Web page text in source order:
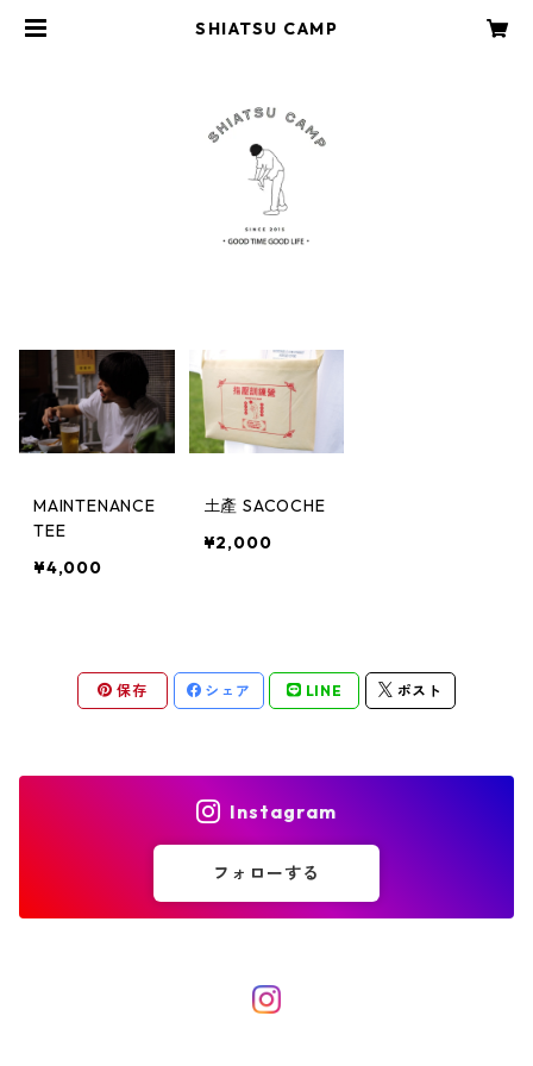
SHIATSU CAMP
MAINTENANCE
TEE
¥4,000
土產 SACOCHE
¥2,000
保存 シェア LINE ポスト
Instagram
フォローする